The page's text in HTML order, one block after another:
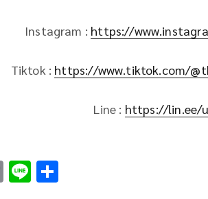
Instagram : https://
Tiktok : https://www.tiktok.com/
Line : https://lin.ee/
C Li